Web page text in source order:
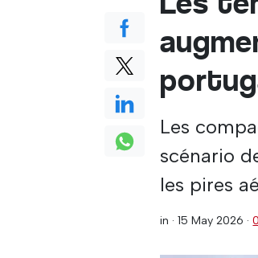
Les
scénario
les pires
in ·15 May 2026 ·